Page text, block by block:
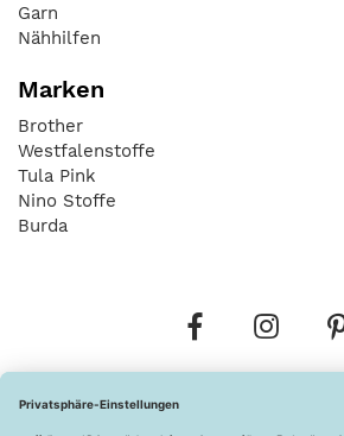
Garn
Nähhilfen
Marken
Brother
Westfalenstoffe
Tula Pink
Nino Stoffe
Burda